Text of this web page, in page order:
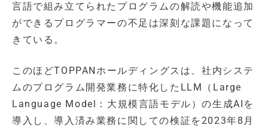
言語で組み立てられたプログラムの解読や機能追加
ができるプログラマーの不足は深刻な課題になって
きている。
このほどTOPPANホールディングスは、社内システ
ムのプログラム開発業務に特化したLLM（Large
Language Model：大規模言語モデル）の生成AIを
導入し、導入済み業務に関しての検証を2023年8月